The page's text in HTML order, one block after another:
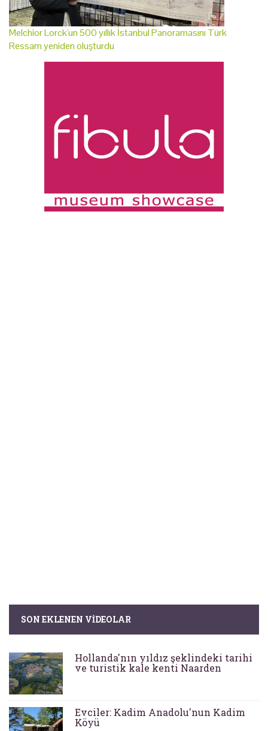
Melchior Lorck'un 500 yıllık İstanbul Panoramasını Türk
Ressam yeniden oluşturdu
SON EKLENEN VIDEOLAR
Hollanda'nın yıldız şeklindeki tarihi
ve turistik kale kenti Naarden
Evciler: Kadim Anadolu'nun Kadim
Köyü